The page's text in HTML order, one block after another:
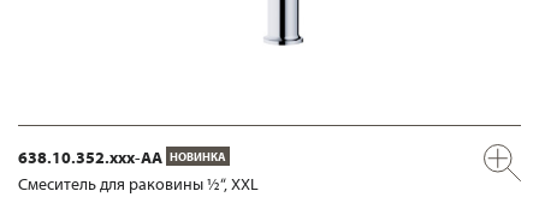
638.10.352.xxx-AA НОВИНКА
Смеситель для раковины ½“, XXL